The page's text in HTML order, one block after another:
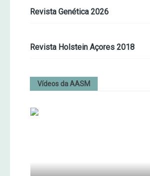
Revista Genética 2026
Revista Holstein Açores 2018
Vídeos da AASM